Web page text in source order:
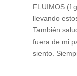
FLUIMOS
llevando
También
fuera de mi
siento.